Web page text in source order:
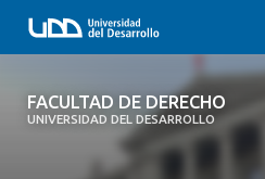
FACULTAD DE DERECHO
UNIVERSIDAD DEL DESARROLLO
FACULTAD DE DERECHO